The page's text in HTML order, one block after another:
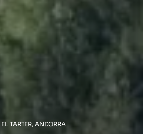
EL TARTER, ANDORRA